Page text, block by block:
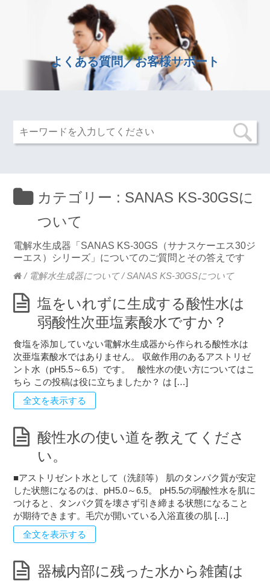
よくある質問／お客様サポート
カテゴリー : SANAS KS-30GSに
ついて
電解水生成器「SANAS KS-30GS（サナスケーエス30ジ
ーエス）シリーズ」についてのご質問とその答えです
/ 電解水生成器について / SANAS KS-30GSについて
塩をいれずに生成する酸性水は
弱酸性次亜塩素酸水ですか？
食塩を添加していない電解水生成器から作られる酸性水は
次亜塩素酸水ではありません。 収斂作用のあるアストリゼ
ント水（pH5.5～6.5）です。 酸性水の使い方についてはこ
ちら この投稿は役に立ちましたか？ は […]
全文を表示する
酸性水の使い道を教えてくださ
い。
■アストリゼント水として（洗顔等） 肌のタンパク質が安定
した状態になるのは、pH5.0～6.5。 pH5.5の弱酸性水を肌に
つけると、タンパク質を壊さず引き締まる状態になること
が期待できます。毛穴が開いている入浴直後の肌 […]
全文を表示する
器械内部に残った水から雑菌は